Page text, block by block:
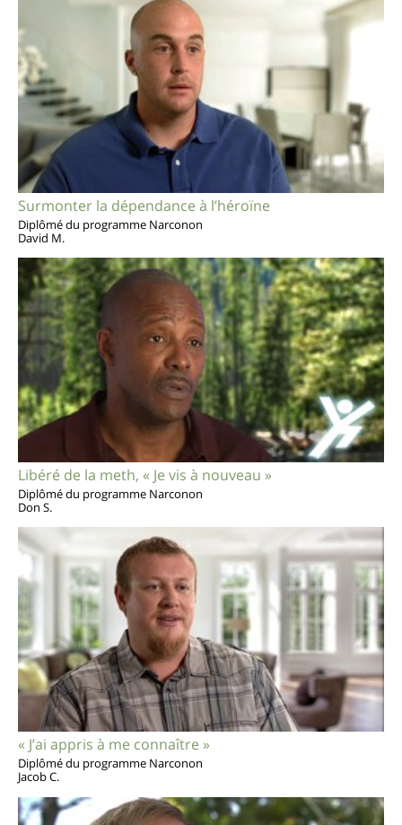
Surmonter la dépendance à l’héroïne
Diplômé du programme Narconon
David M.
Libéré de la meth, « Je vis à nouveau »
Diplômé du programme Narconon
Don S.
« J’ai appris à me connaître »
Diplômé du programme Narconon
Jacob C.